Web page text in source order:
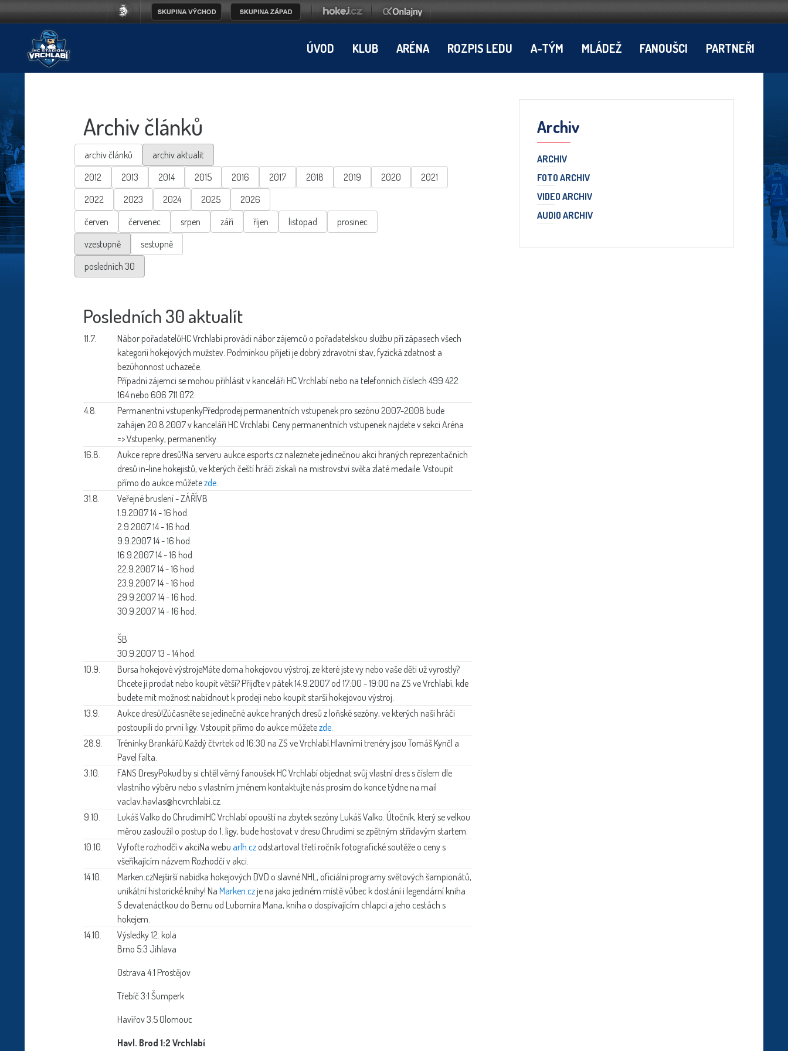
ÚVOD KLUB ARÉNA ROZPIS LEDU A-TÝM MLÁDEŽ FANOUŠCI PARTNEŘI
Archiv článků
archiv článků
archiv aktualit
2012
2013 2014 2015 2016 2017 2018 2019 2020
2021
2022
2023 2024 2025
2026
červen
červenec srpen září říjen listopad
prosinec
vzestupně
sestupně
posledních 30
Posledních 30 aktualít
11.7. Nábor pořadatelůHC Vrchlabí provádí nábor zájemců o pořadatelskou službu při zápasech všech
kategorií hokejových mužstev. Podmínkou přijetí je dobrý zdravotní stav, fyzická zdatnost a
bezúhonnost uchazeče.
Případní zájemci se mohou přihlásit v kanceláři HC Vrchlabí nebo na telefonních číslech 499 422
164 nebo 606 711 072.
4.8.
Permanentní vstupenkyPředprodej permanentních vstupenek pro sezónu 2007-2008 bude
zahájen 20.8.2007 v kanceláři HC Vrchlabí. Ceny permanentních vstupenek najdete v sekci Aréna
=> Vstupenky, permanentky.
16.8.
Aukce repre dresů!Na serveru aukce.esports.cz naleznete jedinečnou akci hraných reprezentačních
dresů in-line hokejistů, ve kterých čeští hráči získali na mistrovství světa zlaté medaile. Vstoupit
přímo do aukce můžetezde
31.8.
Veřejné bruslení - ZÁŘÍVB
1.9.2007 14 - 16 hod.
2.9.2007 14 - 16 hod.
9.9.2007 14 - 16 hod.
16.9.2007 14 - 16 hod.
22.9.2007 14 - 16 hod.
23.9.2007 14 - 16 hod.
29.9.2007 14 - 16 hod.
30.9.2007 14 - 16 hod.
ŠB
30.9.2007 13 - 14 hod.
10.9.
Bursa hokejové výstrojeMáte doma hokejovou výstroj, ze které jste vy nebo vaše děti už vyrostly?
Chcete ji prodat nebo koupit větší? Přijďte v pátek 14.9.2007 od 17:00 - 19:00 na ZS ve Vrchlabí, kde
budete mít možnost nabídnout k prodeji nebo koupit starší hokejovou výstroj.
13.9.
Aukce dresů!Zúčasněte se jedinečné aukce hraných dresů z loňské sezóny, ve kterých naši hráči
postoupili do první ligy. Vstoupit přímo do aukce můžetezde
28.9.
Tréninky Brankářů. Každý čtvrtek od 16:30 na ZS ve Vrchlabí.Hlavními trenéry jsou Tomáš Kynčl a
Pavel Falta.
3.10.
FANS DresyPokud by si chtěl věrný fanoušek HC Vrchlabí objednat svůj vlastní dres s číslem dle
vlastního výběru nebo s vlastním jménem kontaktujte nás prosím do konce týdne na mail
vaclav.havlas@hcvrchlabi.cz.
9.10.
Lukáš Valko do ChrudimiHC Vrchlabí opouští na zbytek sezóny Lukáš Valko. Útočník, který se velkou
měrou zasloužil o postup do 1. ligy, bude hostovat v dresu Chrudimi se zpětným střídavým startem.
10.10.
Vyfoťte rozhodčí v akciNa webu arlh.cz odstartoval třetí ročník fotografické soutěže o ceny s
všeříkajícím názvem Rozhodčí v akci.
14.10.
Marken.czNejširší nabídka hokejových DVD o slavné NHL, oficiální programy světových šampionátů,
unikátní historické knihy! Na Marken.cz je na jako jediném místě vůbec k dostání i legendární kniha
S devatenáctkou do Bernu od Lubomíra Mana, kniha o dospívajícím chlapci a jeho cestách s
hokejem.
14.10.
Výsledky 12. kola
Brno 5:3 Jihlava
Ostrava 4:1 Prostějov
Třebíč 3:1 Šumperk
Havířov 3:5 Olomouc
Havl. Brod 1:2 Vrchlabí
Archiv
ARCHIV
FOTO ARCHIV
VIDEO ARCHIV
AUDIO ARCHIV